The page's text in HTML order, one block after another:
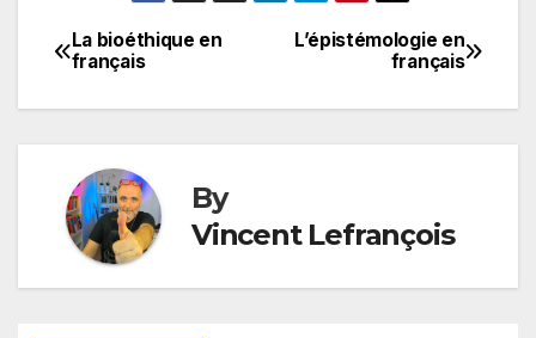
Post
navigation
L’épistémologie en
français
La bioéthique en
français
By
Vincent Lefrançois